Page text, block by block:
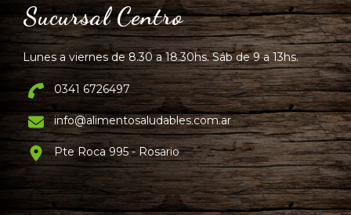
Sucursal Centro
Lunes a viernes de 8.30 a 18.30hs. Sáb de 9 a 13hs.
0341 6726497
info@alimentosaludables.com.ar
Pte Roca 995 - Rosario